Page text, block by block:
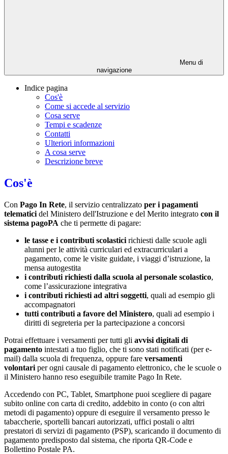
Menu di
navigazione
Indice pagina
Cos'è
Come si accede al servizio
Cosa serve
Tempi e scadenze
Contatti
Ulteriori informazioni
A cosa serve
Descrizione breve
Cos'è
Con Pago In Rete, il servizio centralizzato per i pagamenti
telematici del Ministero dell'Istruzione e del Merito integrato con il
sistema pagoPA che ti permette di pagare:
le tasse e i contributi scolastici richiesti dalle scuole agli
alunni per le attività curriculari ed extracurriculari a
pagamento, come le visite guidate, i viaggi d’istruzione, la
mensa autogestita
i contributi richiesti dalla scuola al personale scolastico,
come l’assicurazione integrativa
i contributi richiesti ad altri soggetti, quali ad esempio gli
accompagnatori
tutti contributi a favore del Ministero, quali ad esempio i
diritti di segreteria per la partecipazione a concorsi
Potrai effettuare i versamenti per tutti gli avvisi digitali di
pagamento intestati a tuo figlio, che ti sono stati notificati (per e-
mail) dalla scuola di frequenza, oppure fare versamenti
volontari per ogni causale di pagamento elettronico, che le scuole o
il Ministero hanno reso eseguibile tramite Pago In Rete.
Accedendo con PC, Tablet, Smartphone puoi scegliere di pagare
subito online con carta di credito, addebito in conto (o con altri
metodi di pagamento) oppure di eseguire il versamento presso le
tabaccherie, sportelli bancari autorizzati, uffici postali o altri
prestatori di servizi di pagamento (PSP), scaricando il documento di
pagamento predisposto dal sistema, che riporta QR-Code e
Bollettino Postale PA.